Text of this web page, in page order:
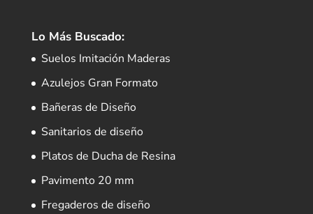
Lo Más Buscado:
Suelos Imitación Maderas
Azulejos Gran Formato
Bañeras de Diseño
Sanitarios de diseño
Platos de Ducha de Resina
Pavimento 20 mm
Fregaderos de diseño